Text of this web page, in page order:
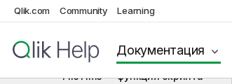
Qlik.com Community Learning
Документация
FilePath — функция скрипта
FileSize — функция скрипта
FileTime — функция скрипта